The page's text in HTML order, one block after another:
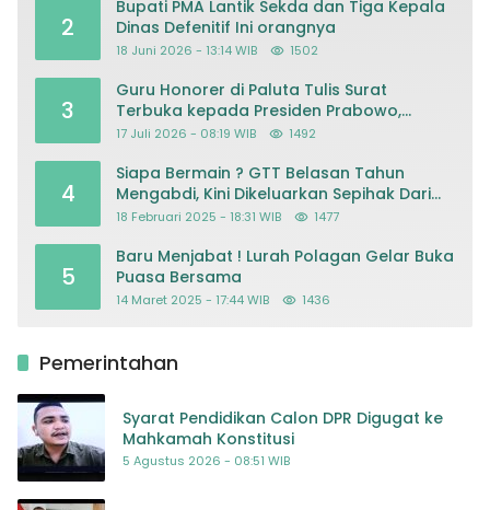
2
Bupati PMA Lantik Sekda dan Tiga Kepala
Dinas Defenitif Ini orangnya
18 Juni 2026 - 13:14 WIB 1502
3
Guru Honorer di Paluta Tulis Surat
Terbuka kepada Presiden Prabowo,
Mohon Keadilan atas Dugaan
17 Juli 2026 - 08:19 WIB 1492
4
Siapa Bermain ? GTT Belasan Tahun
Mengabdi, Kini Dikeluarkan Sepihak Dari
Dapodik
18 Februari 2025 - 18:31 WIB 1477
5
Baru Menjabat ! Lurah Polagan Gelar Buka
Puasa Bersama
14 Maret 2025 - 17:44 WIB 1436
Pemerintahan
Syarat Pendidikan Calon DPR Digugat ke
Mahkamah Konstitusi
5 Agustus 2026 - 08:51 WIB